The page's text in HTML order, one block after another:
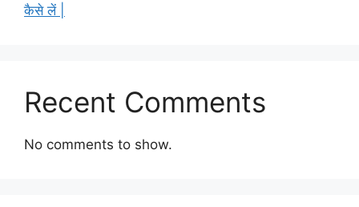
कैसे लें |
Recent Comments
No comments to show.